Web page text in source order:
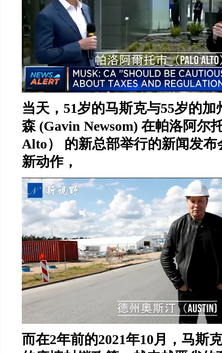
当天， 51岁的马斯克与55岁的加
森 (Gavin Newsom) 在帕洛阿尔
Alto）
的新总部举行的新闻发
新动作，
而在2年前的2021年10月，马斯